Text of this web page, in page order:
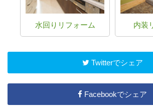
水回りリフォーム 内装
Twitterでシェア
Facebookでシェア